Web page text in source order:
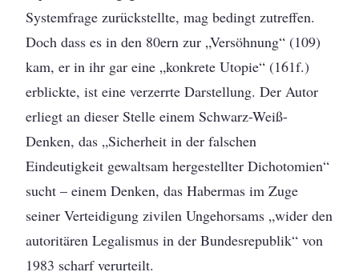
Systemfrage zurückstellte, mag bedingt zutreffen.
Doch dass es in den 80ern zur „Versöhnung“ (109)
kam, er in ihr gar eine „konkrete Utopie“ (161f.)
erblickte, ist eine verzerrte Darstellung. Der Autor
erliegt an dieser Stelle einem Schwarz-Weiß-
Denken, das „Sicherheit in der falschen
Eindeutigkeit gewaltsam hergestellter Dichotomien“
sucht – einem Denken, das Habermas im Zuge
seiner Verteidigung zivilen Ungehorsams „wider den
autoritären Legalismus in der Bundesrepublik“ von
1983 scharf verurteilt.